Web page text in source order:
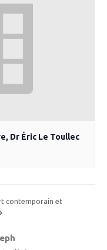
Dr Éric Le Toullec
contemporain et